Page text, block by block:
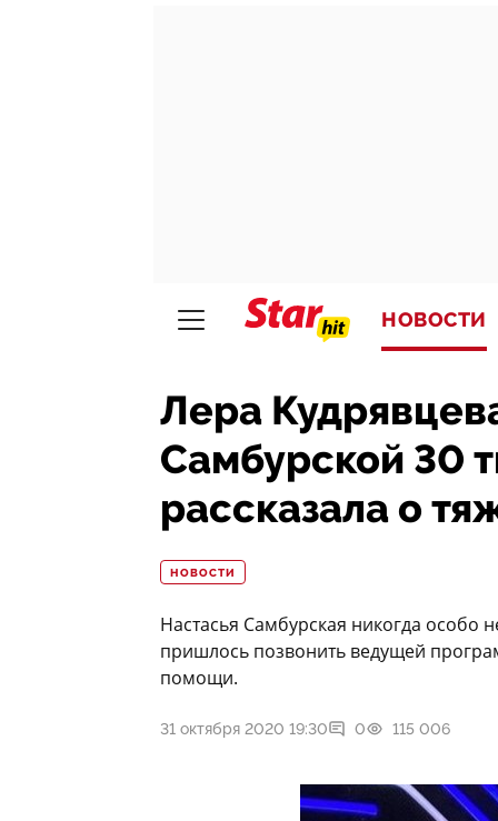
НОВОСТИ
Лера
Самбурской 30
рассказала о
НОВОСТИ
Настасья Самбурская никогда особо
пришлось позвонить ведущей
помощи.
31 октября 2020 19:30 0 115 006